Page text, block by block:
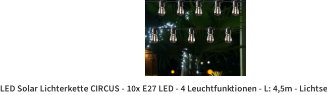
LED Solar Lichterkette CIRCUS - 10x E27 LED - 4 Leuchtfunktionen - L: 4,5m -